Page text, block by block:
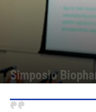
Simposio